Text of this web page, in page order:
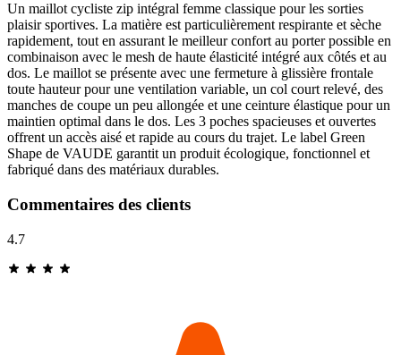
Un maillot cycliste zip intégral femme classique pour les sorties
plaisir sportives. La matière est particulièrement respirante et sèche
rapidement, tout en assurant le meilleur confort au porter possible en
combinaison avec le mesh de haute élasticité intégré aux côtés et au
dos. Le maillot se présente avec une fermeture à glissière frontale
toute hauteur pour une ventilation variable, un col court relevé, des
manches de coupe un peu allongée et une ceinture élastique pour un
maintien optimal dans le dos. Les 3 poches spacieuses et ouvertes
offrent un accès aisé et rapide au cours du trajet. Le label Green
Shape de VAUDE garantit un produit écologique, fonctionnel et
fabriqué dans des matériaux durables.
Commentaires des clients
4.7